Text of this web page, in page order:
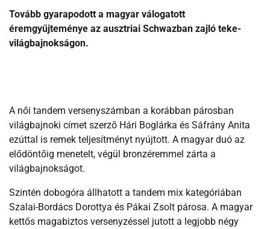
Tovább gyarapodott a magyar válogatott
éremgyűjteménye az ausztriai Schwazban zajló teke-
világbajnokságon.
A női tandem versenyszámban a korábban párosban
világbajnoki címet szerző Hári Boglárka és Sáfrány Anita
ezúttal is remek teljesítményt nyújtott. A magyar duó az
elődöntőig menetelt, végül bronzéremmel zárta a
világbajnokságot.
Szintén dobogóra állhatott a tandem mix kategóriában
Szalai-Bordács Dorottya és Pákai Zsolt párosa. A magyar
kettős magabiztos versenyzéssel jutott a legjobb négy